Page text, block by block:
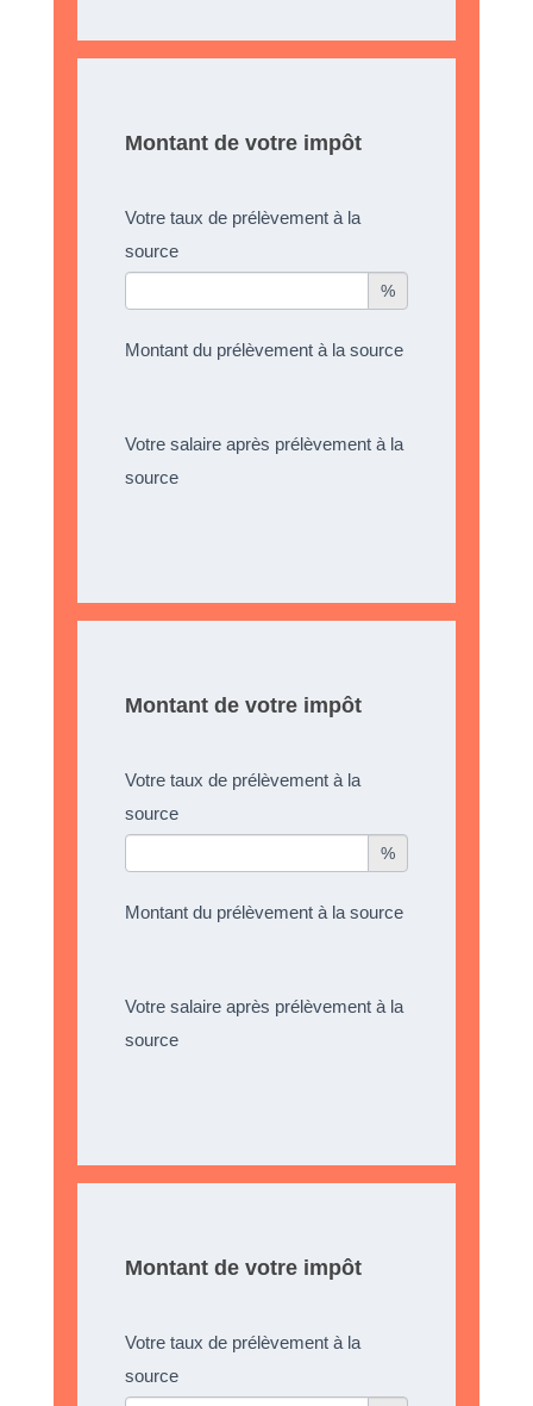
Montant de votre impôt
Votre taux de prélèvement à la
source
%
Montant du prélèvement à la source
Votre salaire après prélèvement à la
source
Montant de votre impôt
Votre taux de prélèvement à la
source
%
Montant du prélèvement à la source
Votre salaire après prélèvement à la
source
Montant de votre impôt
Votre taux de prélèvement à la
source